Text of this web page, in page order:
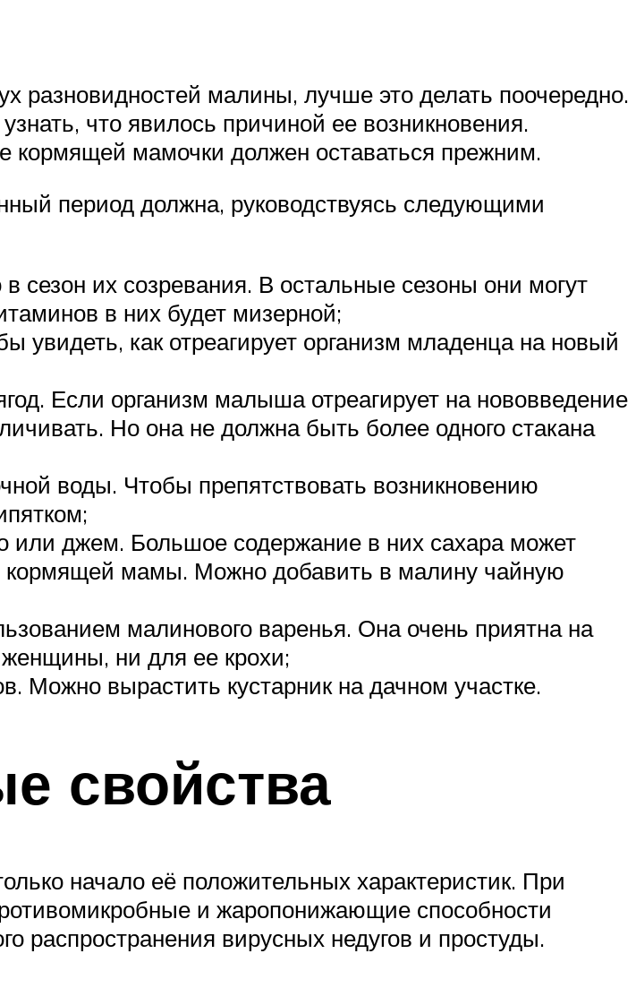
разновидностей малины, лучше это делать поочередно.
что явилось причиной ее возникновения.
кормящей мамочки должен оставаться прежним.
период должна, руководствуясь следующими
сезон их созревания. В остальные сезоны они могут
в них будет мизерной;
увидеть, как отреагирует организм младенца на новый
Если организм малыша отреагирует на нововведение
Но она не должна быть более одного стакана
воды. Чтобы препятствовать возникновению
или джем. Большое содержание в них сахара может
кормящей мамы. Можно добавить в малину чайную
малинового варенья. Она очень приятна на
ни для ее крохи;
Можно вырастить кустарник на дачном участке.
свойства
начало её положительных характеристик. При
и жаропонижающие способности
распространения вирусных недугов и простуды.